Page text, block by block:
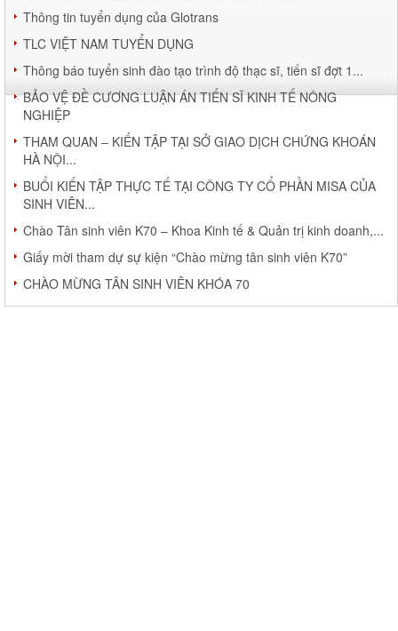
Thông tin tuyển dụng của Glotrans
TLC VIỆT NAM TUYỂN DỤNG
Thông báo tuyển sinh đào tạo trình độ thạc sĩ, tiến sĩ đợt 1...
BẢO VỆ ĐỀ CƯƠNG LUẬN ÁN TIẾN SĨ KINH TẾ NÔNG
NGHIỆP
THAM QUAN – KIẾN TẬP TẠI SỞ GIAO DỊCH CHỨNG KHOÁN
HÀ NỘI...
BUỔI KIẾN TẬP THỰC TẾ TẠI CÔNG TY CỔ PHẦN MISA CỦA
SINH VIÊN...
Chào Tân sinh viên K70 – Khoa Kinh tế & Quản trị kinh doanh,...
Giấy mời tham dự sự kiện “Chào mừng tân sinh viên K70”
CHÀO MỪNG TÂN SINH VIÊN KHÓA 70